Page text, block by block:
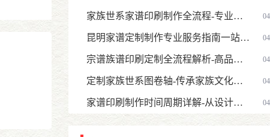
家族世系家谱印刷制作全流程-专业世系图绘制与定制服务
昆明家谱定制制作专业服务指南一站式家谱设计印刷解决方案
宗谱族谱印刷定制全流程解析-高品质家谱设计印刷服务指南
定制家族世系图卷轴-传承家族文化的高端家谱新形式
家谱印刷制作时间周期详解-从设计到印刷需要多久